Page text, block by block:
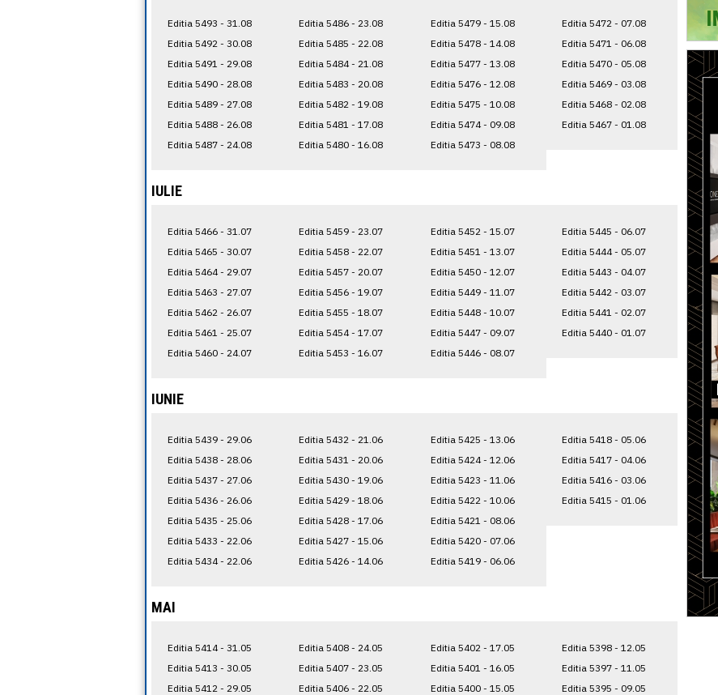
Editia 5493 - 31.08
Editia 5492 - 30.08
Editia 5491 - 29.08
Editia 5490 - 28.08
Editia 5489 - 27.08
Editia 5488 - 26.08
Editia 5487 - 24.08
Editia 5486 - 23.08
Editia 5485 - 22.08
Editia 5484 - 21.08
Editia 5483 - 20.08
Editia 5482 - 19.08
Editia 5481 - 17.08
Editia 5480 - 16.08
Editia 5479 - 15.08
Editia 5478 - 14.08
Editia 5477 - 13.08
Editia 5476 - 12.08
Editia 5475 - 10.08
Editia 5474 - 09.08
Editia 5473 - 08.08
Editia 5472 - 07.08
Editia 5471 - 06.08
Editia 5470 - 05.08
Editia 5469 - 03.08
Editia 5468 - 02.08
Editia 5467 - 01.08
IULIE
Editia 5466 - 31.07
Editia 5465 - 30.07
Editia 5464 - 29.07
Editia 5463 - 27.07
Editia 5462 - 26.07
Editia 5461 - 25.07
Editia 5460 - 24.07
Editia 5459 - 23.07
Editia 5458 - 22.07
Editia 5457 - 20.07
Editia 5456 - 19.07
Editia 5455 - 18.07
Editia 5454 - 17.07
Editia 5453 - 16.07
Editia 5452 - 15.07
Editia 5451 - 13.07
Editia 5450 - 12.07
Editia 5449 - 11.07
Editia 5448 - 10.07
Editia 5447 - 09.07
Editia 5446 - 08.07
Editia 5445 - 06.07
Editia 5444 - 05.07
Editia 5443 - 04.07
Editia 5442 - 03.07
Editia 5441 - 02.07
Editia 5440 - 01.07
IUNIE
Editia 5439 - 29.06
Editia 5438 - 28.06
Editia 5437 - 27.06
Editia 5436 - 26.06
Editia 5435 - 25.06
Editia 5433 - 22.06
Editia 5434 - 22.06
Editia 5432 - 21.06
Editia 5431 - 20.06
Editia 5430 - 19.06
Editia 5429 - 18.06
Editia 5428 - 17.06
Editia 5427 - 15.06
Editia 5426 - 14.06
Editia 5425 - 13.06
Editia 5424 - 12.06
Editia 5423 - 11.06
Editia 5422 - 10.06
Editia 5421 - 08.06
Editia 5420 - 07.06
Editia 5419 - 06.06
Editia 5418 - 05.06
Editia 5417 - 04.06
Editia 5416 - 03.06
Editia 5415 - 01.06
MAI
Editia 5414 - 31.05
Editia 5413 - 30.05
Editia 5412 - 29.05
Editia 5408 - 24.05
Editia 5407 - 23.05
Editia 5406 - 22.05
Editia 5402 - 17.05
Editia 5401 - 16.05
Editia 5400 - 15.05
Editia 5398 - 12.05
Editia 5397 - 11.05
Editia 5395 - 09.05